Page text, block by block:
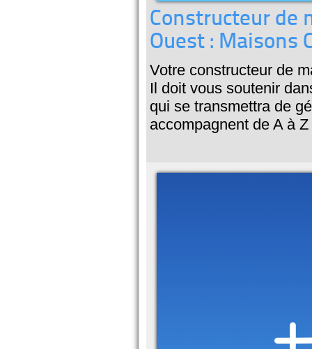
Constructeur de
Ouest : Maisons
Votre constructeur de
Il doit vous soutenir
qui se transmettra de
accompagnent de A à